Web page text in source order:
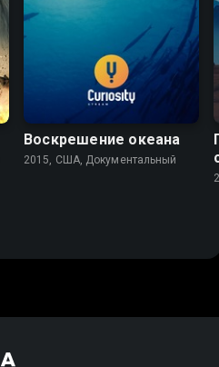
Воскрешение океана
2015, США, Документальный